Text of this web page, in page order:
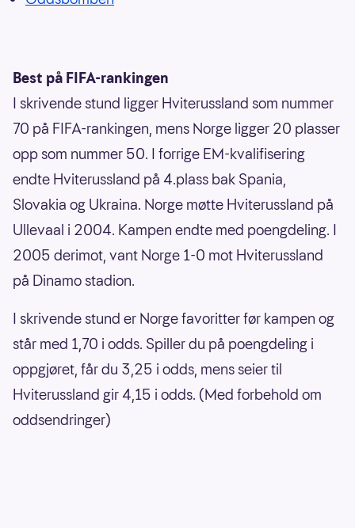
Best på FIFA-rankingen
I skrivende stund ligger Hviterussland som nummer
70 på FIFA-rankingen, mens Norge ligger 20 plasser
opp som nummer 50. I forrige EM-kvalifisering
endte Hviterussland på 4.plass bak Spania,
Slovakia og Ukraina. Norge møtte Hviterussland på
Ullevaal i 2004. Kampen endte med poengdeling. I
2005 derimot, vant Norge 1-0 mot Hviterussland
på Dinamo stadion.
I skrivende stund er Norge favoritter før kampen og
står med 1,70 i odds. Spiller du på poengdeling i
oppgjøret, får du 3,25 i odds, mens seier til
Hviterussland gir 4,15 i odds. (Med forbehold om
oddsendringer)